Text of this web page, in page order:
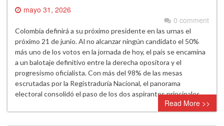
mayo 31, 2026
0 comment
Colombia definirá a su próximo presidente en las urnas el
próximo 21 de junio. Al no alcanzar ningún candidato el 50%
más uno de los votos en la jornada de hoy, el país se encamina
a un balotaje definitivo entre la derecha opositora y el
progresismo oficialista. Con más del 98% de las mesas
escrutadas por la Registraduría Nacional, el panorama
electoral consolidó el paso de los dos aspirantes principales….
Read More >>